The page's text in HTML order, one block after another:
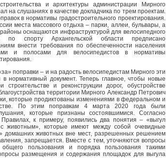
и архитектуры администрации Мирного
на слушаниях в качестве докладчика по трем проектам.
в нормативы градостроительного проектирования.
места массового отдыха – парки, аллеи, бульвары, а
оснащаются инфраструктурой для велосипедного
по спорту Архангельской области предписано
внести требования по обеспеченности населения
и полосами для велосипедистов в нормативы
поправки – и на радость велосипедистам Мирного эти
нормативный документ. Теперь главное, чтобы новые
строительстве и реконструкции дорог, обустройстве
территории Мирного Александр Петрович
которые продиктованы изменениями в федеральном и
По этим поправкам 4 марта 2020 года были
которые признаны состоявшимися. Согласно
к примеру, появились два понятия – «выгул
с животным», которые имеют между собой очевидные
домашних животных вне мест, разрешенных решением
запрещается. Вместе с тем, уточняются вопросы
пользования и порядка пользования такими
размещения и содержания площадок для выгула